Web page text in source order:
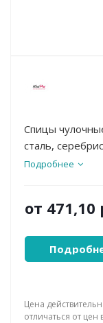
Спицы
сталь,
Подробнее
от 471,10
Цена
отличаться от